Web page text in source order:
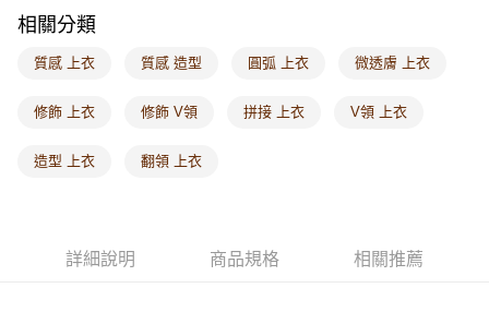
海外配送-港/澳/新/馬/泰國專屬
海外配送-其他亞洲地區 查看運費
相關分類
質感 上衣 質感 造型 圓弧 上衣 微透膚 上衣
修飾 上衣 修飾 V領 拼接 上衣 V領 上衣
造型 上衣 翻領 上衣
詳細說明 商品規格 相關推薦